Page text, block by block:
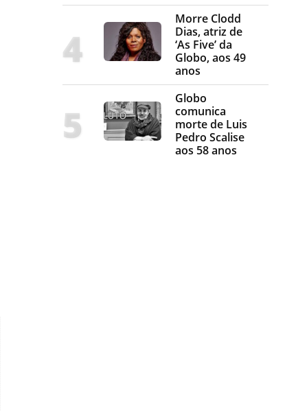
Morre Clodd
Dias, atriz de
‘As Five’ da
Globo, aos 49
anos
Globo
comunica
morte de Luis
Pedro Scalise
aos 58 anos